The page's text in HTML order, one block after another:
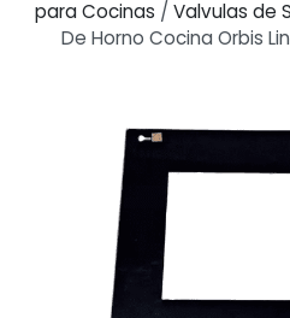
para Cocinas / Valvulas de
De Horno Cocina Orbis